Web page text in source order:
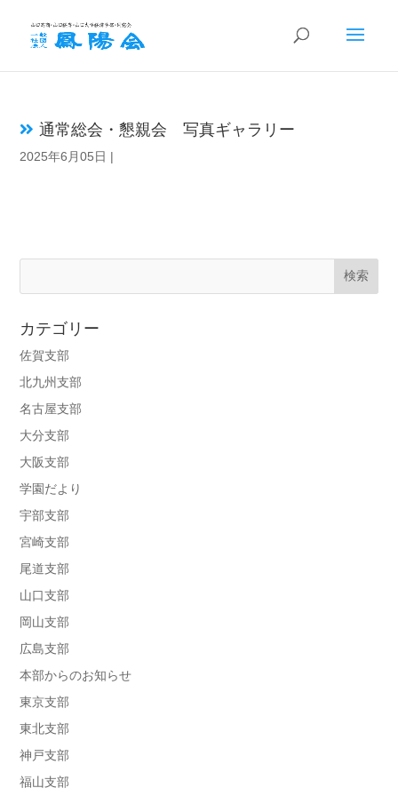
通常総会・懇親会 写真ギャラリー
2025年6月05日 |
カテゴリー
佐賀支部
北九州支部
名古屋支部
大分支部
大阪支部
学園だより
宇部支部
宮崎支部
尾道支部
山口支部
岡山支部
広島支部
本部からのお知らせ
東京支部
東北支部
神戸支部
福山支部